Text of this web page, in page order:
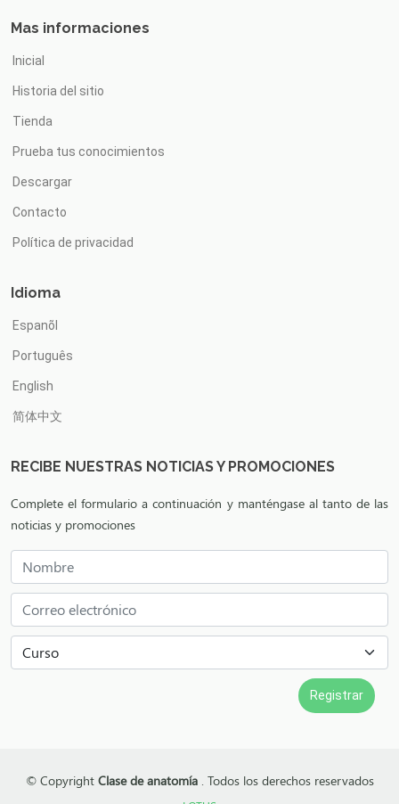
Mas informaciones
Inicial
Historia del sitio
Tienda
Prueba tus conocimientos
Descargar
Contacto
Política de privacidad
Idioma
Espanõl
Português
English
简体中文
RECIBE NUESTRAS NOTICIAS Y PROMOCIONES
Complete el formulario a continuación y manténgase al tanto de las
noticias y promociones
© Copyright Clase de anatomía . Todos los derechos reservados